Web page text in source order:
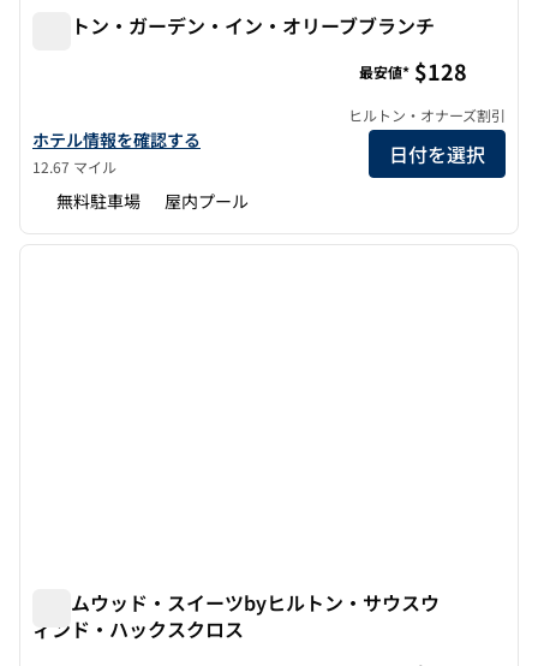
ヒルトン・ガーデン・イン・オリーブブランチ
ヒルトン・ガーデン・イン・オリーブブランチのホテルの詳細を
ホテル情報を確認する
12.67 マイル
最安値* $128
ヒルトン・オナーズ割引
日付を選択
無料駐車場 屋内プール
1/12
1/12
前の画像 次の
ホームウッド・スイーツbyヒルトン・サウスウ
ィンド・ハックスクロス